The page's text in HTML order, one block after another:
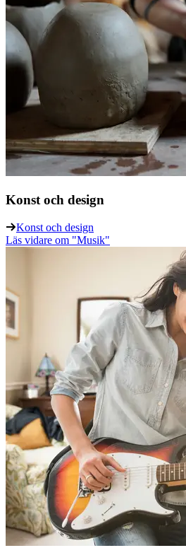
Konst och design
Konst och design
Läs vidare om "Musik"